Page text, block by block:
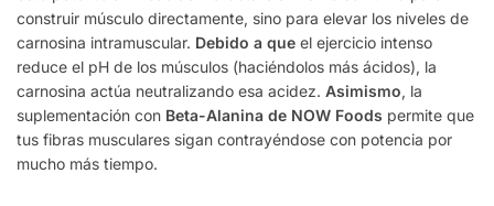
construir músculo directamente, sino para elevar los niveles de
carnosina intramuscular. Debido a que el ejercicio intenso
reduce el pH de los músculos (haciéndolos más ácidos), la
carnosina actúa neutralizando esa acidez. Asimismo, la
suplementación con Beta-Alanina de NOW Foods permite que
tus fibras musculares sigan contrayéndose con potencia por
mucho más tiempo.